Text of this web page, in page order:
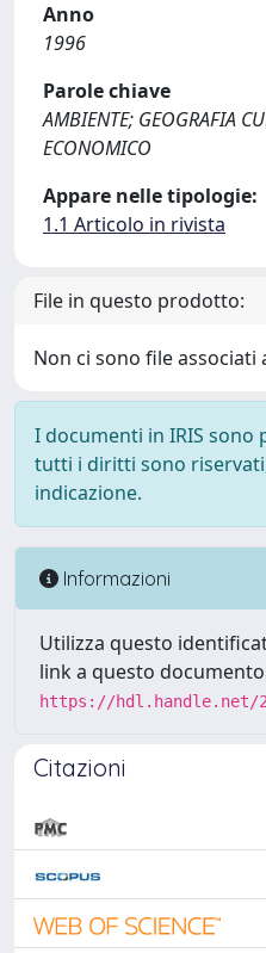
Anno
1996
Parole chiave
AMBIENTE; GEOGRAFIA
ECONOMICO
Appare nelle tipologie:
1.1 Articolo in rivista
File in questo prodotto:
Non ci sono file
I documenti in IRIS
tutti i diritti sono
indicazione.
Informazioni
Utilizza questo
link a questo
https://hdl.handle.net/
Citazioni